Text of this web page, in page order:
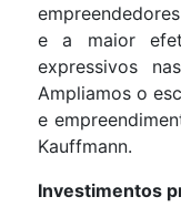
e a maior
expressivos
Ampliamos o
e
Kauffmann.
Investimentos